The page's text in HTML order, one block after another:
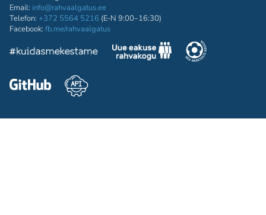
Email: info@rahvaalgatus.ee
Telefon: +372 5564 5216 (E-N 9:00–16:30)
Facebook: fb.me/rahvaalgatus